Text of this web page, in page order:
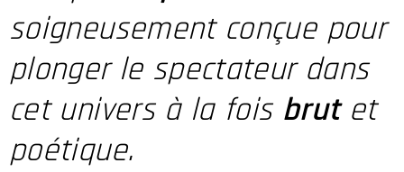
soigneusement conçue pour
plonger le spectateur dans
cet univers à la fois brut et
poétique.